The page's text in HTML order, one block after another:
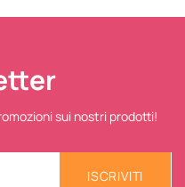
sui nostri prodotti!
ISCRIVITI